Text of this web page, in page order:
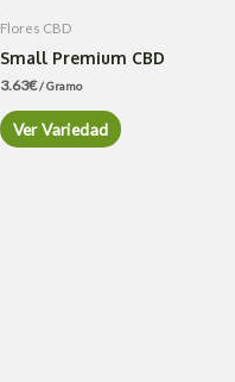
Flores CBD
Small Premium CBD
3.63€/ Gramo
Ver Variedad